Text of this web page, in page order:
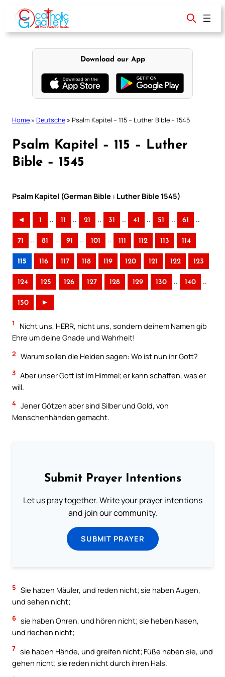
content
Download our App
Home » Deutsche » Psalm Kapitel – 115 – Luther Bible – 1545
Psalm Kapitel – 115 – Luther
Bible – 1545
Psalm Kapitel (German Bible : Luther Bible 1545)
◄ 1 .. 11 .. 21 .. 31 .. 41 .. 51 .. 61 ..
71 .. 81 .. 91 .. 101 .. 111 112 113 114
115 116 117 118 119 120 121 122 123
124 125 126 127 128 129 130 .. 140 ..
150 ►
1
Nicht uns, HERR, nicht uns, sondern deinem Namen gib
Ehre um deine Gnade und Wahrheit!
2 Warum sollen die Heiden sagen: Wo ist nun ihr Gott?
3 Aber unser Gott ist im Himmel; er kann schaffen, was er
will.
4 Jener Götzen aber sind Silber und Gold, von
Menschenhänden gemacht.
Submit Prayer Intentions
Let us pray together. Write your prayer intentions
and join our community.
SUBMIT PRAYER
5 Sie haben Mäuler, und reden nicht; sie haben Augen,
und sehen nicht;
6 sie haben Ohren, und hören nicht; sie heben Nasen,
und riechen nicht;
7 sie haben Hände, und greifen nicht; Füße haben sie, und
gehen nicht; sie reden nicht durch ihren Hals.